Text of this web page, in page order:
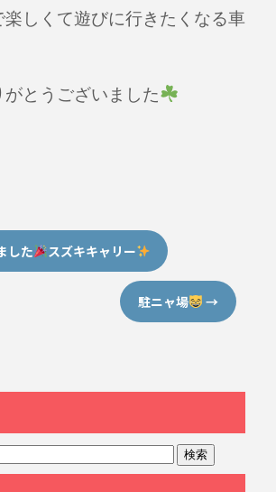
楽しくて遊びに行きたくなる車
とうございました
した スズキキャリー
駐ニャ場 →